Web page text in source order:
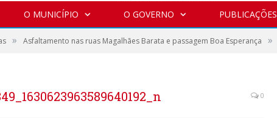
O MUNICÍPIO O GOVERNO PUBLICAÇÕES
» Asfaltamento nas ruas Magalhães Barata e passagem Boa Esperança »
0